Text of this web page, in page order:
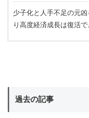
少子化と人手不足の元
り高度経済成長は復活で
過去の記事